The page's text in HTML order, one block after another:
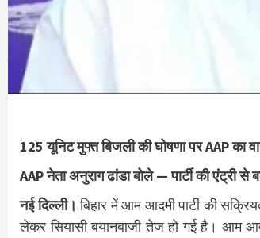
125 यूनिट मुफ्त बिजली की घोषणा पर AAP का
AAP नेता अनुराग ढांडा बोले — पार्टी की एंट्री से
नई दिल्ली। बिहार में आम आदमी पार्टी की
लेकर सियासी बयानबाजी तेज हो गई है। आम